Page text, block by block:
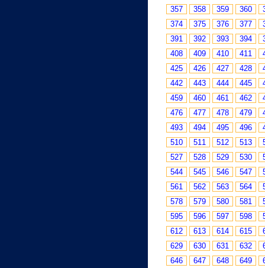
357
358 359 360
374
375 376 377
391
392 393 394
408
409 410 411
425
426 427 428
442
443 444 445
459
460 461 462
476
477 478 479
493
494 495 496
510
511 512 513
527
528 529 530
544
545 546 547
561
562 563 564
578
579 580 581
595
596 597 598
612
613 614 615
629
630 631 632
646
647 648 649